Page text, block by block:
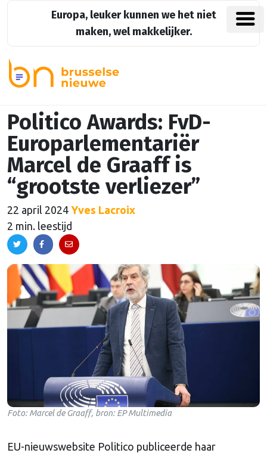
Europa, leuker kunnen we het niet
maken, wel makkelijker.
Politico Awards: FvD-
Europarlementariër
Marcel de Graaff is
“grootste verliezer”
22 april 2024 Yves Lacroix
2 min. leestijd
Foto: Marcel de Graaff, bron: EP Multimedia
EU-nieuwswebsite Politico publiceerde haar